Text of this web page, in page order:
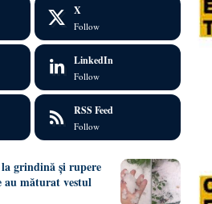
X
Follow
LinkedIn
Follow
RSS Feed
Follow
grindină și rupere
măturat vestul